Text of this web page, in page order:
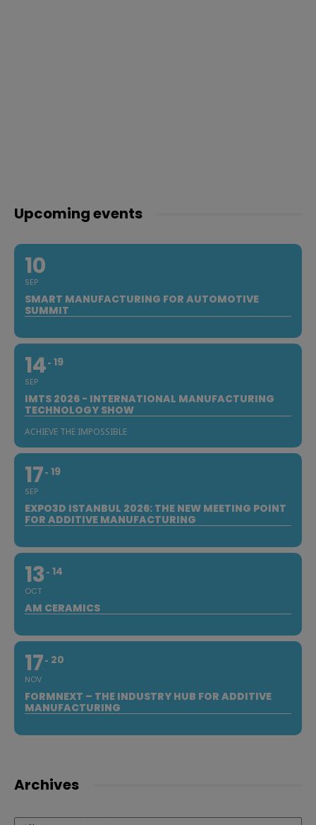
Upcoming events
10
SEP
SMART MANUFACTURING FOR AUTOMOTIVE
SUMMIT
14
SEP
19
IMTS 2026 - INTERNATIONAL MANUFACTURING
TECHNOLOGY SHOW
ACHIEVE THE IMPOSSIBLE
17
SEP
19
EXPO3D ISTANBUL 2026: THE NEW MEETING POINT
FOR ADDITIVE MANUFACTURING
13
OCT
14
AM CERAMICS
17
NOV
20
FORMNEXT – THE INDUSTRY HUB FOR ADDITIVE
MANUFACTURING
Archives
Archives